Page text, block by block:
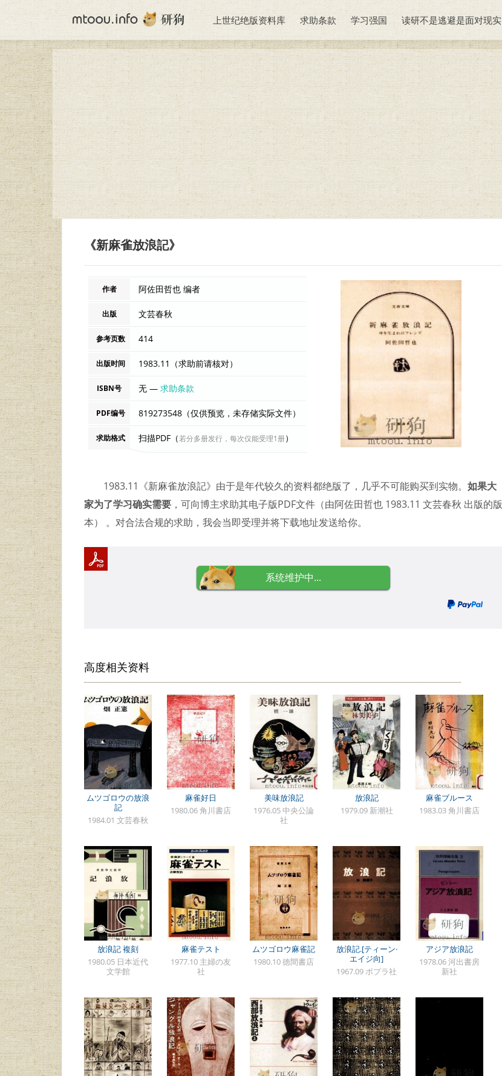
上世纪绝版资料库 求助条款 学习强国 读研不是逃避是面对现实
《新麻雀放浪記》
作者 阿佐田哲也 编者
出版 文芸春秋
参考页数 414
出版时间 1983.11（求助前请核对）
ISBN号 无 —求助条款
PDF编号 819273548（仅供预览，未存储实际文件）
求助格式 扫描PDF（若分多册发行，每次仅能受理1册）
1983.11《新麻雀放浪記》由于是年代较久的资料都绝版了，几乎不可能购买到实物。 如果大
家为了学习确实需要 ，可向博主求助其电子版PDF文件（由阿佐田哲也 1983.11 文芸春秋 出版的版
本） 。对合法合规的求助，我会当即受理并将下载地址发送给你。
系统维护中...
高度相关资料
ムツゴロウの放浪
記
1984.01 文芸春秋
麻雀好日
1980.06 角川書店
美味放浪記
1976.05 中央公論
社
放浪記
1979.09 新潮社
麻雀ブルース
1983.03 角川書店
放浪記 複刻
1980.05 日本近代
文学館
麻雀テスト
1977.10 主婦の友
社
ムツゴロウ麻雀記
1980.10 徳間書店
放浪記.[ティーン·
エイジ向]
1967.09 ポプラ社
アジア放浪記
1978.06 河出書房
新社